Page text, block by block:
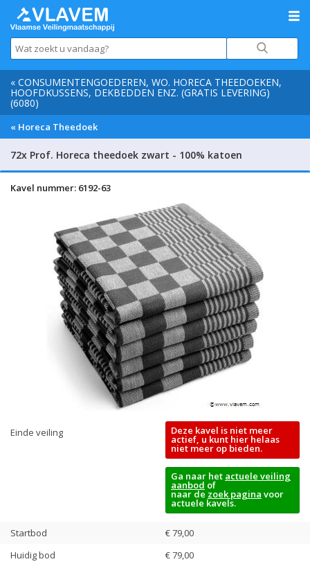
« CONSUMENTENGOEDEREN, WO. HORECA THEEDOEKEN,
HOOFDKUSSENS, DEKBEDDEN ENZ. (GRATIS LEVERING)
(6080)
« Horeca Theedoek
72x Prof. Horeca theedoek zwart - 100% katoen
Kavel nummer: 6192-63
Einde veiling Deze kavel is niet meer
actief, u kunt hier helaas
niet meer op bieden.
Ga naar het actuele veiling
aanbod of
naar de zoek pagina voor
actuele kavels.
Startbod
€ 79,00
Huidig bod
€79,00